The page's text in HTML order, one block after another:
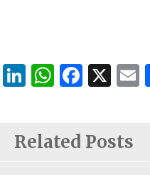
LinkedIn
X
Related Posts